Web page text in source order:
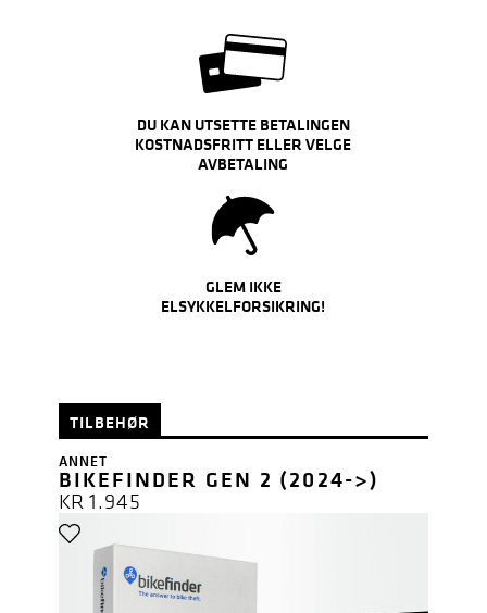
DU KAN UTSETTE BETALINGEN
KOSTNADSFRITT ELLER VELGE
AVBETALING
GLEM IKKE
ELSYKKELFORSIKRING!
TILBEHØR
ANNET
BIKEFINDER GEN 2 (2024->)
KR 1.945